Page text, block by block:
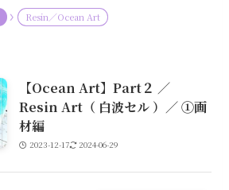
Resin／Ocean Art
【Ocean Art】Part２ ／
Resin Art（ 白波セル ）／ ①画
材編
2023-12-17 2024-06-29